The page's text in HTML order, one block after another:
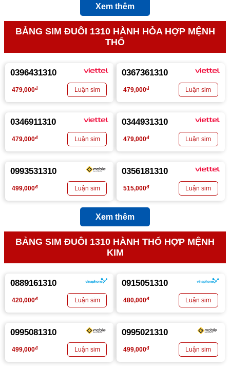
Xem thêm
BẢNG SIM ĐUÔI 1310 HÀNH HỎA HỢP MỆNH
THỔ
0396431310
479,000đ
0367361310
479,000đ
0346911310
479,000đ
0344931310
479,000đ
0993531310
499,000đ
0356181310
515,000đ
Xem thêm
BẢNG SIM ĐUÔI 1310 HÀNH THỔ HỢP MỆNH
KIM
0889161310
420,000đ
0915051310
480,000đ
0995081310
499,000đ
0995021310
499,000đ